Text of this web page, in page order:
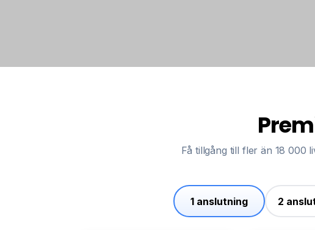
Få tillgång till fler än 18 000
1 anslutning 2